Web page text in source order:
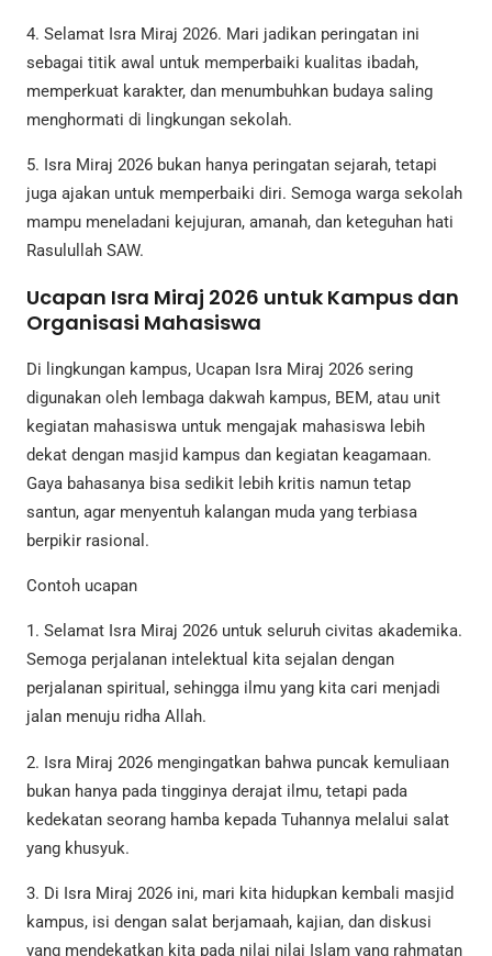
4. Selamat Isra Miraj 2026. Mari jadikan peringatan ini
sebagai titik awal untuk memperbaiki kualitas ibadah,
memperkuat karakter, dan menumbuhkan budaya saling
menghormati di lingkungan sekolah.
5. Isra Miraj 2026 bukan hanya peringatan sejarah, tetapi
juga ajakan untuk memperbaiki diri. Semoga warga sekolah
mampu meneladani kejujuran, amanah, dan keteguhan hati
Rasulullah SAW.
Ucapan Isra Miraj 2026 untuk Kampus dan
Organisasi Mahasiswa
Di lingkungan kampus, Ucapan Isra Miraj 2026 sering
digunakan oleh lembaga dakwah kampus, BEM, atau unit
kegiatan mahasiswa untuk mengajak mahasiswa lebih
dekat dengan masjid kampus dan kegiatan keagamaan.
Gaya bahasanya bisa sedikit lebih kritis namun tetap
santun, agar menyentuh kalangan muda yang terbiasa
berpikir rasional.
Contoh ucapan
1. Selamat Isra Miraj 2026 untuk seluruh civitas akademika.
Semoga perjalanan intelektual kita sejalan dengan
perjalanan spiritual, sehingga ilmu yang kita cari menjadi
jalan menuju ridha Allah.
2. Isra Miraj 2026 mengingatkan bahwa puncak kemuliaan
bukan hanya pada tingginya derajat ilmu, tetapi pada
kedekatan seorang hamba kepada Tuhannya melalui salat
yang khusyuk.
3. Di Isra Miraj 2026 ini, mari kita hidupkan kembali masjid
kampus, isi dengan salat berjamaah, kajian, dan diskusi
yang mendekatkan kita pada nilai nilai Islam yang rahmatan